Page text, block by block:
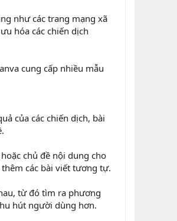
như các trang mạng xã
hóa các chiến dịch
cung cấp nhiều mẫu
của các chiến dịch, bài
chủ đề nội dung cho
các bài viết tương tự.
từ đó tìm ra phương
hút người dùng hơn.